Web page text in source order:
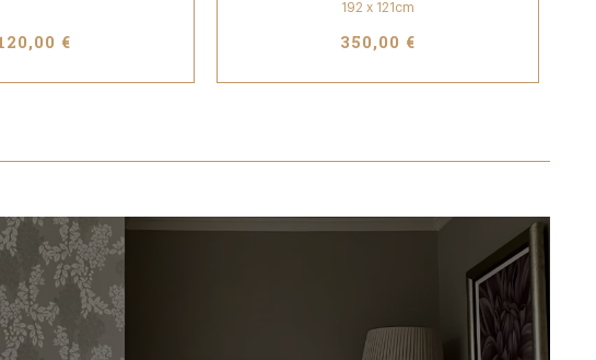
€
192 x 121cm
350,00 €